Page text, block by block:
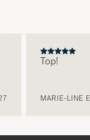
Top!
MARIE-LINE